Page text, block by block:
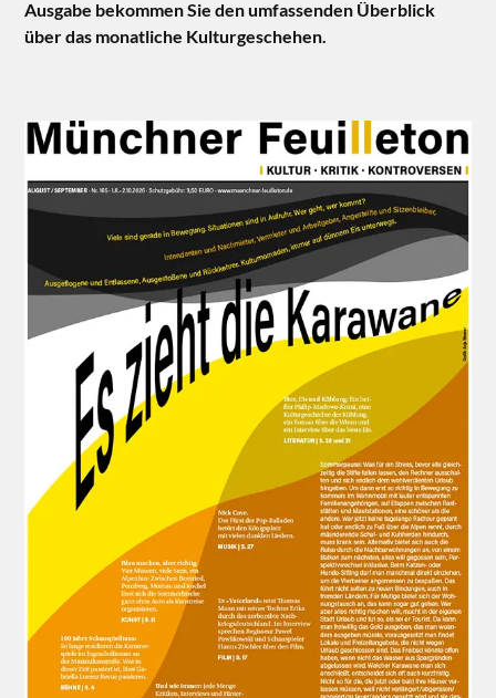
Ausgabe bekommen Sie den umfassenden Überblick
über das monatliche Kulturgeschehen.